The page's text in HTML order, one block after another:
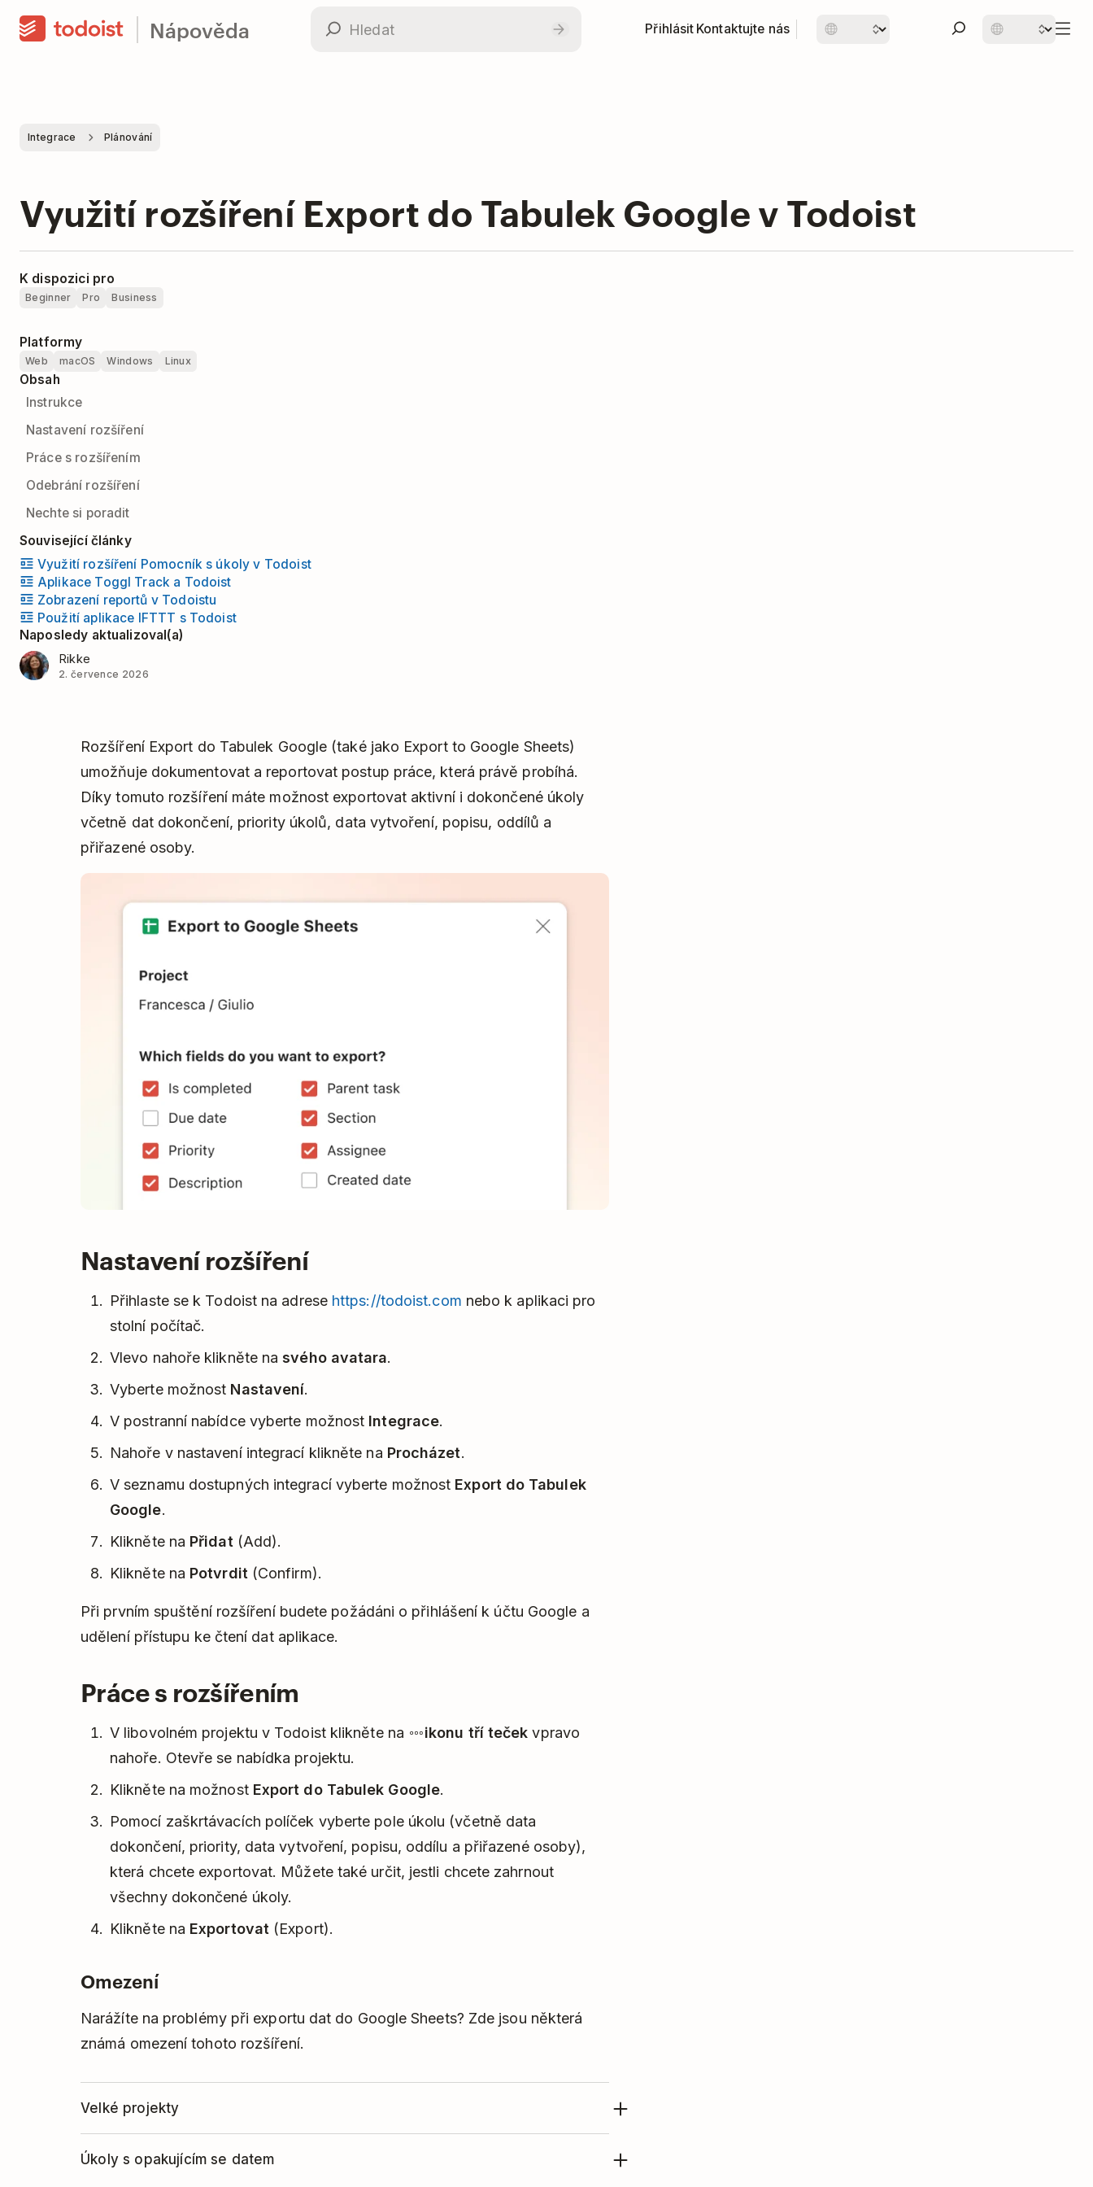
Nápověda Přihlásit Kontaktujte nás
Integrace Plánování
Využití rozšíření Export do Tabulek Google v Todoist
K dispozici pro
Beginner Pro Business
Platformy
Web macOS Windows Linux
Obsah
Instrukce
Nastavení rozšíření
Práce s rozšířením
Odebrání rozšíření
Nechte si poradit
Související články
Využití rozšíření Pomocník s úkoly v Todoist
Aplikace Toggl Track a Todoist
Zobrazení reportů v Todoistu
Použití aplikace IFTTT s Todoist
Naposledy aktualizoval(a)
Rikke
2. července 2026
Rozšíření Export do Tabulek Google (také jako Export to Google Sheets)
umožňuje dokumentovat a reportovat postup práce, která právě probíhá.
Díky tomuto rozšíření máte možnost exportovat aktivní i dokončené úkoly
včetně dat dokončení, priority úkolů, data vytvoření, popisu, oddílů a
přiřazené osoby.
Nastavení rozšíření
Přihlaste se k Todoist na adrese https://todoist.com nebo k aplikaci pro
stolní počítač.
Vlevo nahoře klikněte nasvého avatara.
Vyberte možnost Nastavení.
V postranní nabídce vyberte možnost Integrace.
Nahoře v nastavení integrací klikněte na Procházet.
V seznamu dostupných integrací vyberte možnost Export do Tabulek
Google.
Klikněte na Přidat (Add).
Klikněte na Potvrdit (Confirm).
Při prvním spuštění rozšíření budete požádáni o přihlášení k účtu Google a
udělení přístupu ke čtení dat aplikace.
Práce s rozšířením
V libovolném projektu v Todoist klikněte na ikonu tří teček vpravo
nahoře. Otevře se nabídka projektu.
Klikněte na možnost Export do Tabulek Google.
Pomocí zaškrtávacích políček vyberte pole úkolu (včetně data
dokončení, priority, data vytvoření, popisu, oddílu a přiřazené osoby),
která chcete exportovat. Můžete také určit, jestli chcete zahrnout
všechny dokončené úkoly.
Klikněte na Exportovat (Export).
Omezení
Narážíte na problémy při exportu dat do Google Sheets? Zde jsou některá
známá omezení tohoto rozšíření.
Velké projekty
úkolů, může dojít k vypršení časového limitu rozšíření a zobrazení chybové
Úkoly s opakujícím se datem